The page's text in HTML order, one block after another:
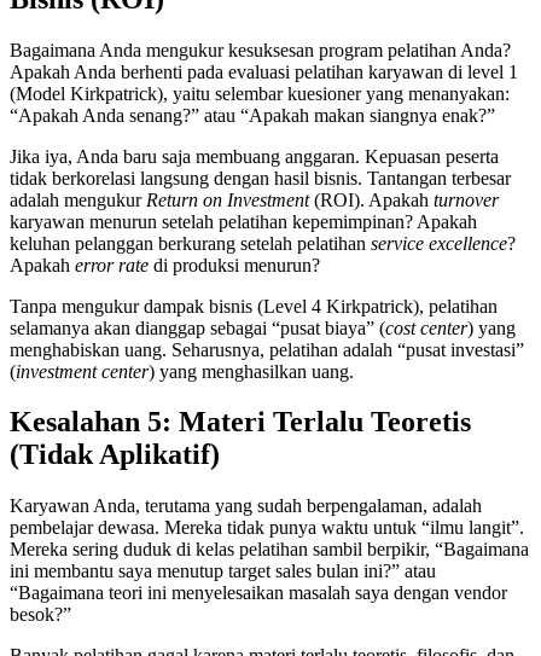
Bagaimana Anda mengukur kesuksesan program pelatihan Anda?
Apakah Anda berhenti pada evaluasi pelatihan karyawan di level 1
(Model Kirkpatrick), yaitu selembar kuesioner yang menanyakan:
“Apakah Anda senang?” atau “Apakah makan siangnya enak?”
Jika iya, Anda baru saja membuang anggaran. Kepuasan peserta
tidak berkorelasi langsung dengan hasil bisnis. Tantangan terbesar
adalah mengukur Return on Investment(ROI). Apakah turnover
karyawan menurun setelah pelatihan kepemimpinan? Apakah
keluhan pelanggan berkurang setelah pelatihan service excellence?
Apakah error rate di produksi menurun?
Tanpa mengukur dampak bisnis (Level 4 Kirkpatrick), pelatihan
selamanya akan dianggap sebagai “pusat biaya” (cost center) yang
menghabiskan uang. Seharusnya, pelatihan adalah “pusat investasi”
(investment center) yang menghasilkan uang.
Kesalahan 5: Materi Terlalu Teoretis
(Tidak Aplikatif)
Karyawan Anda, terutama yang sudah berpengalaman, adalah
pembelajar dewasa. Mereka tidak punya waktu untuk “ilmu langit”.
Mereka sering duduk di kelas pelatihan sambil berpikir, “Bagaimana
ini membantu saya menutup target sales bulan ini?” atau
“Bagaimana teori ini menyelesaikan masalah saya dengan vendor
besok?”